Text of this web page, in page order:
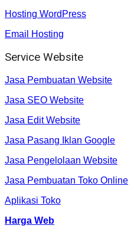
Hosting WordPress
Email Hosting
Service Website
Jasa Pembuatan Website
Jasa SEO Website
Jasa Edit Website
Jasa Pasang Iklan Google
Jasa Pengelolaan Website
Jasa Pembuatan Toko Online
Aplikasi Toko
Harga Web